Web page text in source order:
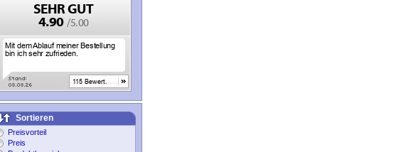
Sortieren
Preisvorteil
Preis